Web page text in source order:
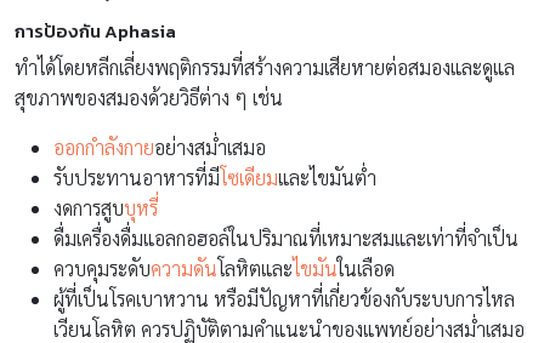
การป้องกัน Aphasia
ทำได้โดยหลีกเลี่ยงพฤติกรรมที่สร้างความเสียหายต่อสมองและดูแล
สุขภาพของสมองด้วยวิธีต่าง ๆ เช่น
ออกกำลังกายอย่างสม่ำเสมอ
รับประทานอาหารที่มีโซเดียมและไขมันต่ำ
งดการสูบบุหรี่
ดื่มเครื่องดื่มแอลกอฮอล์ในปริมาณที่เหมาะสมและเท่าที่จำเป็น
ควบคุมระดับความดันโลหิตและไขมันในเลือด
ผู้ที่เป็นโรคเบาหวาน หรือมีปัญหาที่เกี่ยวข้องกับระบบการไหล
เวียนโลหิต ควรปฏิบัติตามคำแนะนำของแพทย์อย่างสม่ำเสมอ